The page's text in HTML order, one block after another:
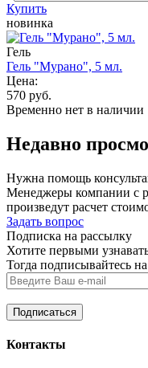
Купить
новинка
Гель
Гель "Мурано", 5 мл.
Цена:
570 руб.
Временно нет в наличии
Недавно
Нужна помощь
Менеджеры компании с
произведут расчет
Задать вопрос
Подписка на рассылку
Хотите первыми
Тогда подписывайтесь
Контакты